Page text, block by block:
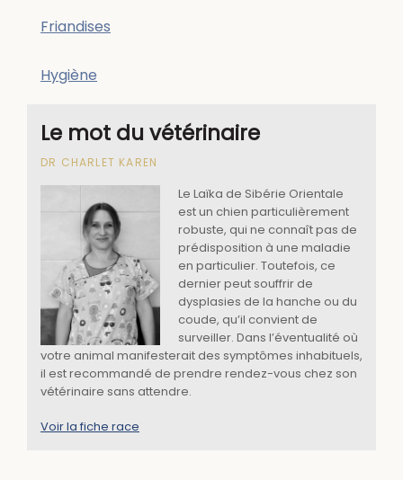
Friandises
Hygiène
Le mot du vétérinaire
DR CHARLET KAREN
Le Laïka de Sibérie Orientale
est un chien particulièrement
robuste, qui ne connaît pas de
prédisposition à une maladie
en particulier. Toutefois, ce
dernier peut souffrir de
dysplasies de la hanche ou du
coude, qu’il convient de
surveiller. Dans l’éventualité où
votre animal manifesterait des symptômes inhabituels,
il est recommandé de prendre rendez-vous chez son
vétérinaire sans attendre.
Voir la fiche race